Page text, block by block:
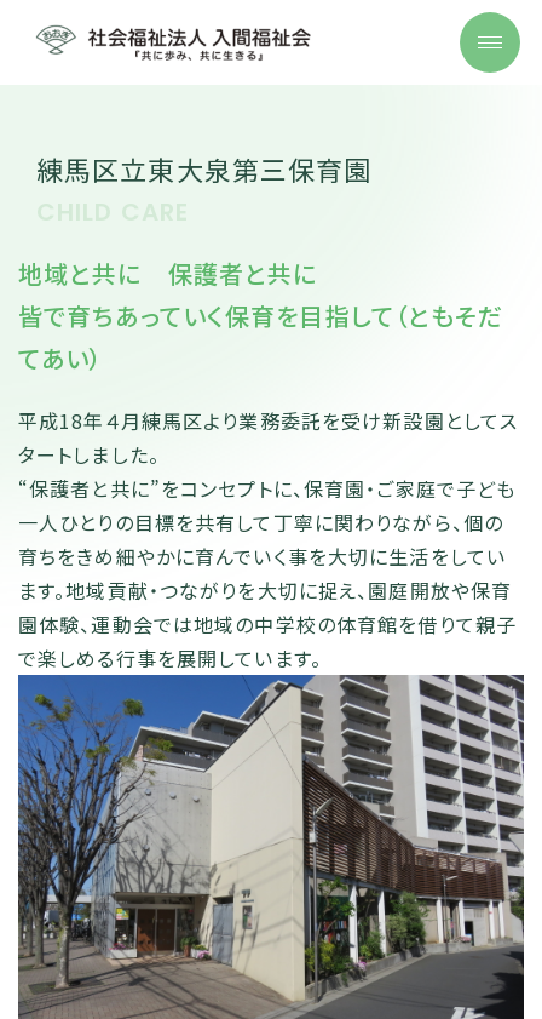
CHILD CARE
練馬区立東大泉第三保育園
地域と共に 保護者と共に
皆で育ちあっていく保育を目指して（ともそだ
てあい）
平成18年４月練馬区より業務委託を受け新設園としてス
タートしました。
“保護者と共に”をコンセプトに、保育園・ご家庭で子ども
一人ひとりの目標を共有して丁寧に関わりながら、個の
育ちをきめ細やかに育んでいく事を大切に生活をしてい
ます。地域貢献・つながりを大切に捉え、園庭開放や保育
園体験、運動会では地域の中学校の体育館を借りて親子
で楽しめる行事を展開しています。